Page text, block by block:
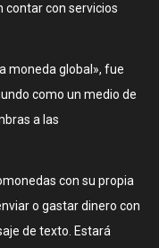
contar con servicios
moneda global», fue
como un medio de
a las
con su propia
o gastar dinero con
de texto. Estará